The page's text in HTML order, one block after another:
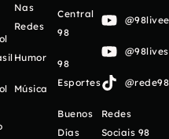
Nas
Redes
Humor
Música
Central
98
98
Esportes
Buenos
Días
Redes
Sociais 98